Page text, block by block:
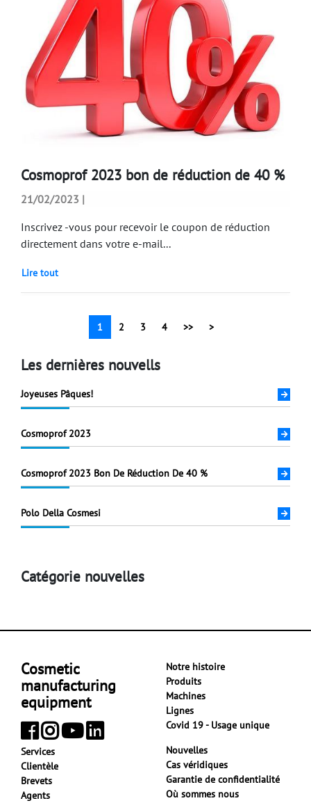
Cosmoprof 2023 bon de réduction de 40 %
21/02/2023 |
Inscrivez -vous pour recevoir le coupon de réduction
directement dans votre e-mail...
Lire tout
1 2 3 4 >> >
Les dernières nouvells
Joyeuses Pâques!
Cosmoprof 2023
Cosmoprof 2023 Bon De Réduction De 40 %
Polo Della Cosmesi
Catégorie nouvelles
Cosmetic
manufacturing
equipment
Notre histoire
Produits
Machines
Lignes
Covid 19 - Usage unique
Services
Clientèle
Brevets
Agents
Nouvelles
Cas véridiques
Garantie de confidentialité
Où sommes nous